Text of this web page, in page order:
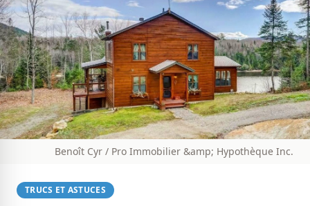
Benoît Cyr / Pro Immobilier &amp; Hypothèque Inc.
TRUCS ET ASTUCES